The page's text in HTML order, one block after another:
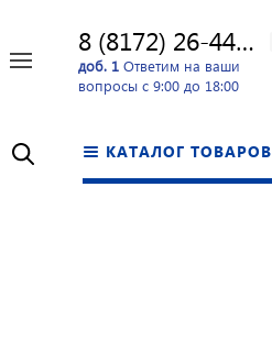
8 (8172) 26-44-24
доб. 1 Ответим на ваши
вопросы с 9:00 до 18:00
КАТАЛОГ ТОВАРОВ